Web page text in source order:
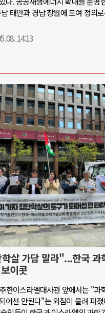
태안과 경남 창원에 모여 정의
14:13
살 가담 말라"...한국 과
이콧
한이스라엘대사관 앞에서는 "과
어선 안된다"는 외침이 울려 퍼